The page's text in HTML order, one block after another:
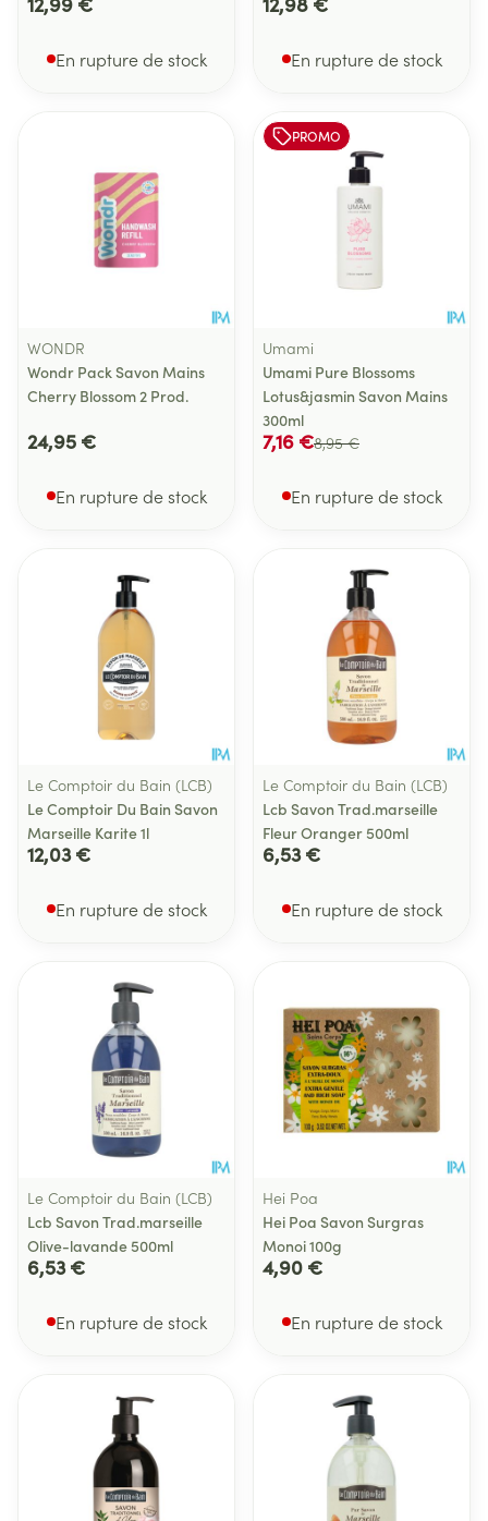
En rupture de stock En rupture de stock
WONDR
Wondr Pack Savon Mains
Cherry Blossom 2 Prod.
24,95 €
En rupture de stock
PROMO
Umami
Umami Pure Blossoms
Lotus&jasmin Savon Mains
300ml
8,95 €
7,16 €
En rupture de stock
Le Comptoir du Bain (LCB)
Le Comptoir Du Bain Savon
Marseille Karite 1l
12,03 €
En rupture de stock
Le Comptoir du Bain (LCB)
Lcb Savon Trad.marseille
Fleur Oranger 500ml
6,53 €
En rupture de stock
Le Comptoir du Bain (LCB)
Lcb Savon Trad.marseille
Olive-lavande 500ml
6,53 €
En rupture de stock
Hei Poa
Hei Poa Savon Surgras
Monoi 100g
4,90 €
En rupture de stock